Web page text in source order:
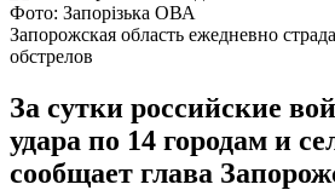
Фото: Запорізька ОВА
Запорожская область ежедневно
обстрелов
За сутки российские
удара по 14 городам и
сообщает глава